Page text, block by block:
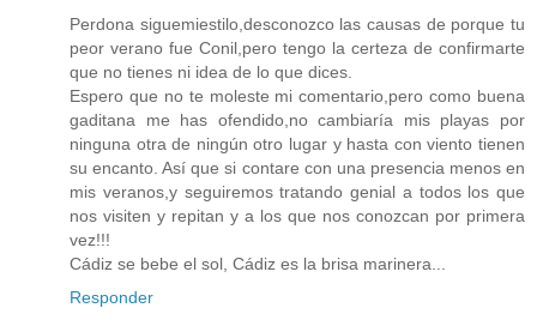
Perdona siguemiestilo,desconozco las causas de porque tu
peor verano fue Conil,pero tengo la certeza de confirmarte
que no tienes ni idea de lo que dices.
Espero que no te moleste mi comentario,pero como buena
gaditana me has ofendido,no cambiaría mis playas por
ninguna otra de ningún otro lugar y hasta con viento tienen
su encanto. Así que si contare con una presencia menos en
mis veranos,y seguiremos tratando genial a todos los que
nos visiten y repitan y a los que nos conozcan por primera
vez!!!
Cádiz se bebe el sol, Cádiz es la brisa marinera...
Responder